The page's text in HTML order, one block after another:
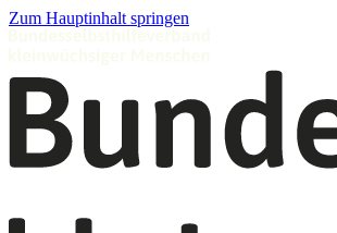
Zum Hauptinhalt springen